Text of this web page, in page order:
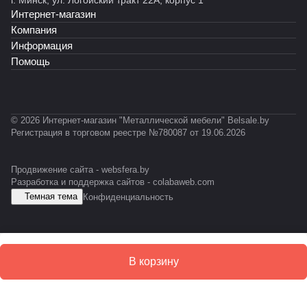
0
-
0
0
-
0
S
D
В корзину
Интернет-магазин
Компания
Информация
Помощь
© 2026 Интернет-магазин "Металлической мебели" Belsale.by
Регистрация в торговом реестре №780087 от 19.06.2026
Продвижение сайта - websfera.by
Разработка и поддержка сайтов - colabaweb.com
Темная тема Конфиденциальность